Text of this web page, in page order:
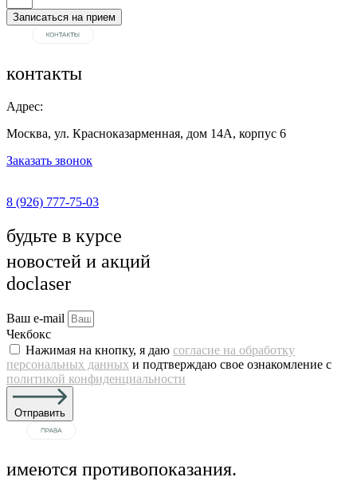
Записаться на прием
контакты
Адрес:
Москва, ул. Красноказарменная, дом 14А, корпус 6
Заказать звонок
8 (926) 777-75-03
будьте в курсе
новостей и акций
doclaser
Ваш e-mail
Чекбокс
Нажимая на кнопку, я даю согласие на обработку
персональных данных и подтверждаю свое ознакомление с
политикой конфиденциальности
Отправить
имеются противопоказания.